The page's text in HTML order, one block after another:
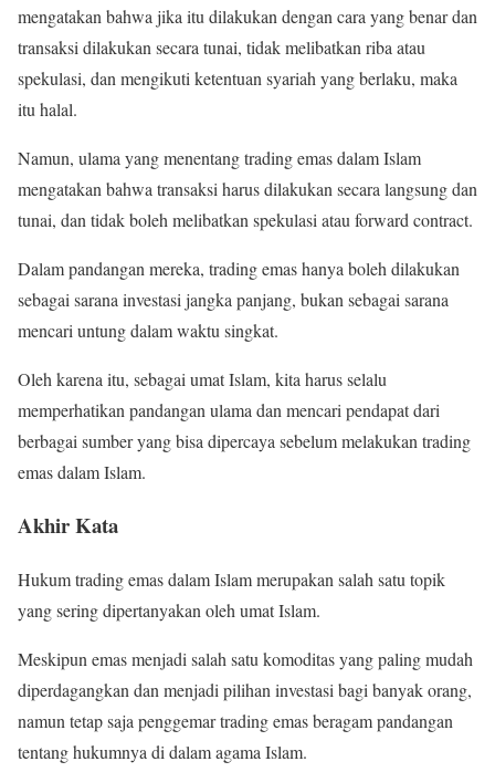
mengatakan bahwa jika itu dilakukan dengan cara yang benar dan
transaksi dilakukan secara tunai, tidak melibatkan riba atau
spekulasi, dan mengikuti ketentuan syariah yang berlaku, maka
itu halal.
Namun, ulama yang menentang trading emas dalam Islam
mengatakan bahwa transaksi harus dilakukan secara langsung dan
tunai, dan tidak boleh melibatkan spekulasi atau forward contract.
Dalam pandangan mereka, trading emas hanya boleh dilakukan
sebagai sarana investasi jangka panjang, bukan sebagai sarana
mencari untung dalam waktu singkat.
Oleh karena itu, sebagai umat Islam, kita harus selalu
memperhatikan pandangan ulama dan mencari pendapat dari
berbagai sumber yang bisa dipercaya sebelum melakukan trading
emas dalam Islam.
Akhir Kata
Hukum trading emas dalam Islam merupakan salah satu topik
yang sering dipertanyakan oleh umat Islam.
Meskipun emas menjadi salah satu komoditas yang paling mudah
diperdagangkan dan menjadi pilihan investasi bagi banyak orang,
namun tetap saja penggemar trading emas beragam pandangan
tentang hukumnya di dalam agama Islam.